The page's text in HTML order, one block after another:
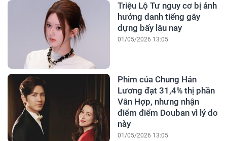
Triệu Lộ Tư nguy cơ bị ảnh
hưởng danh tiếng gây
dựng bấy lâu nay
01/05/2026 13:05
Phim của Chung Hán
Lương đạt 31,4% thị phần
Vân Hợp, nhưng nhận
điểm điểm Douban vì lý do
này
01/05/2026 13:05